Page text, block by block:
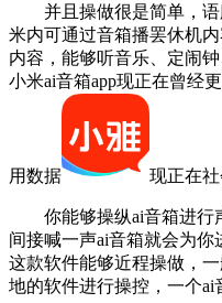
并且操做很是简单，语
米内可通过音箱播罢休机
内容，能够听音乐、定闹
小米ai音箱app现正在曾经
用数据 现正在社
你能够操纵ai音箱进行
间接喊一声ai音箱就会为
这款软件能够近程操做，
地的软件进行操控，一个ai